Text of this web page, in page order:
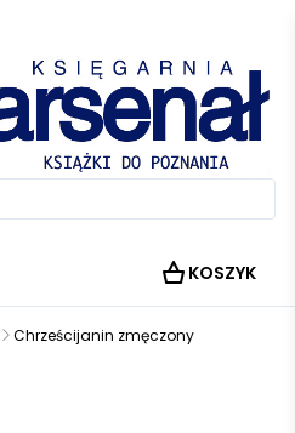
KOSZYK
Chrześcijanin zmęczony